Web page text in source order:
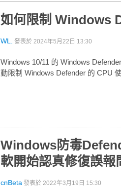
如何限制 Windows
WL. 發表於 2024年5月22日 13:30
Windows 10/11 的 Windows
動限制 Windows Defender 的 CPU
Windows防毒
軟開始認真修復誤報
cnBeta 發表於 2022年3月19日 15:30